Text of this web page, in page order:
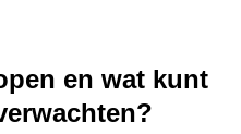
en wat kunt